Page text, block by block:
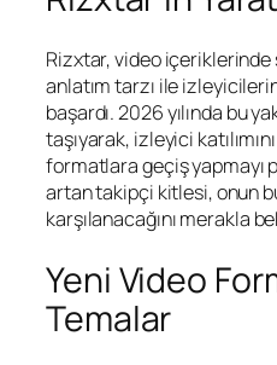
Rizxtar, video içeriklerinde
anlatım tarzı ile
başardı. 2026 yılında bu
taşıyarak, izleyici
formatlara geçiş yapmayı
artan takipçi kitlesi, onun
karşılanacağını merakla
Yeni Video
Temalar